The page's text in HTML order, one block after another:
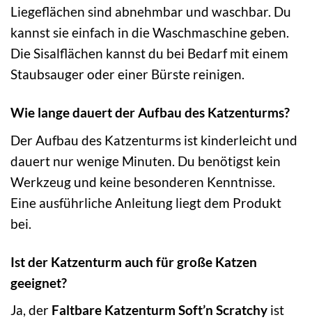
Liegeflächen sind abnehmbar und waschbar. Du
kannst sie einfach in die Waschmaschine geben.
Die Sisalflächen kannst du bei Bedarf mit einem
Staubsauger oder einer Bürste reinigen.
Wie lange dauert der Aufbau des Katzenturms?
Der Aufbau des Katzenturms ist kinderleicht und
dauert nur wenige Minuten. Du benötigst kein
Werkzeug und keine besonderen Kenntnisse.
Eine ausführliche Anleitung liegt dem Produkt
bei.
Ist der Katzenturm auch für große Katzen
geeignet?
Ja, der Faltbare Katzenturm Soft’n Scratchy ist